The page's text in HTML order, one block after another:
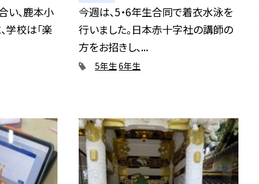
い、鹿本小
学校は「楽
今週は、5・6年生合同で着衣水泳を
行いました。日本赤十字社の講師の
方をお招きし、...
5年生 6年生